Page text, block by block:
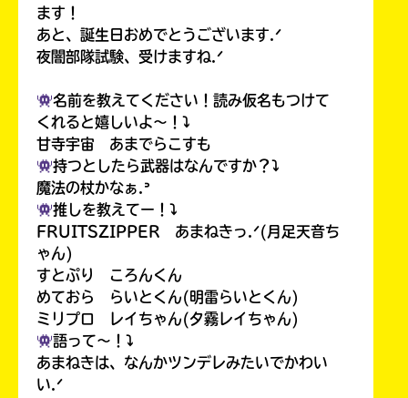
ます！
あと、誕生日おめでとうございます.ᐟ
夜闇部隊試験、受けますね.ᐟ
名前を教えてください！読み仮名もつけて
くれると嬉しいよ〜！⤵︎
甘寺宇宙 あまでらこすも
持つとしたら武器はなんですか？⤵︎
魔法の杖かなぁ.ᐣ
推しを教えてー！⤵︎
FRUITSZIPPER あまねきっ.ᐟ(月足天音ち
ゃん)
すとぷり ころんくん
めておら らいとくん(明雷らいとくん)
ミリプロ レイちゃん(夕霧レイちゃん)
語って〜！⤵︎
あまねきは、なんかツンデレみたいでかわい
い.ᐟ